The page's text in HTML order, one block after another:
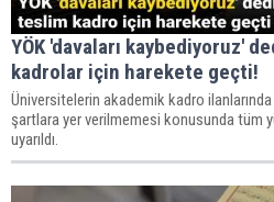
YÖK 'davaları kaybediyoruz'
kadrolar için harekete geçti!
Üniversitelerin akademik kadro
şartlara yer verilmemesi konusunda tüm
uyarıldı.